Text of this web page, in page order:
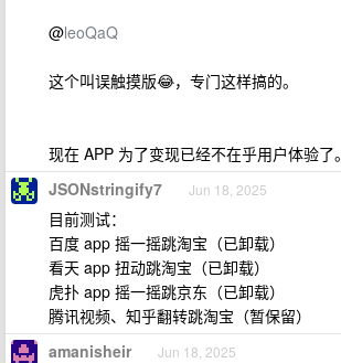
@leoQaQ
这个叫误触摸版😂，专门这样搞的。
现在 APP 为了变现已经不在乎用户体验了。
JSONstringify7 Jun 18, 2025
目前测试：
百度 app 摇一摇跳淘宝（已卸载）
看天 app 扭动跳淘宝（已卸载）
虎扑 app 摇一摇跳京东（已卸载）
腾讯视频、知乎翻转跳淘宝（暂保留）
amanisheir Jun 18, 2025